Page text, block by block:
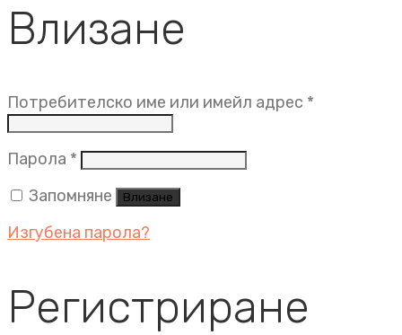
Влизане
Потребителско име или имейл адрес *
Парола * Задължително
Запомняне
Влизане
Изгубена парола?
Регистриране